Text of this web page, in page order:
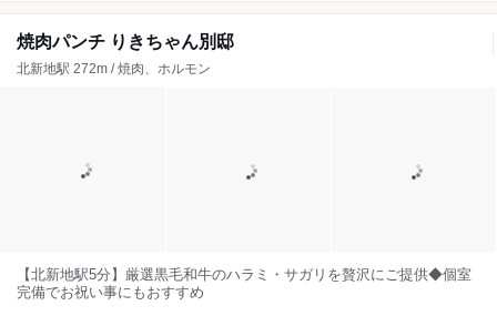
焼肉パンチ りきちゃん別邸
北新地駅 272m / 焼肉、ホルモン
【北新地駅5分】厳選黒毛和牛のハラミ・サガリを贅沢にご提供◆個室
完備でお祝い事にもおすすめ